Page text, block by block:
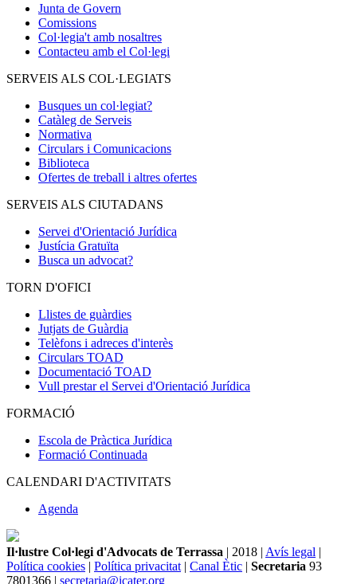
Junta de Govern
Comissions
Col·legia't amb nosaltres
Contacteu amb el Col·legi
SERVEIS ALS COL·LEGIATS
Busques un col·legiat?
Catàleg de Serveis
Normativa
Circulars i Comunicacions
Biblioteca
Ofertes de treball i altres ofertes
SERVEIS ALS CIUTADANS
Servei d'Orientació Jurídica
Justícia Gratuïta
Busca un advocat?
TORN D'OFICI
Llistes de guàrdies
Jutjats de Guàrdia
Telèfons i adreces d'interès
Circulars TOAD
Documentació TOAD
Vull prestar el Servei d'Orientació Jurídica
FORMACIÓ
Escola de Pràctica Jurídica
Formació Continuada
CALENDARI D'ACTIVITATS
Agenda
Il·lustre Col·legi d'Advocats de Terrassa | 2018 | Avís legal |
Política cookies | Política privacitat | Canal Ètic | Secretaria 93
7801366 | secretaria@icater.org